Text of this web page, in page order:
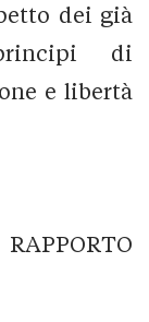
dei già
di
e libertà